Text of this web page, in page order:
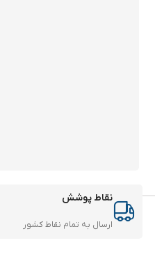
نقاط پوشش
ارسال به تمام نقاط کشور